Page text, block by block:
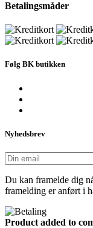
Betalingsmåder
Følg BK butikken
Nyhedsbrev
Du kan framelde dig
framelding er anført i
Product added to